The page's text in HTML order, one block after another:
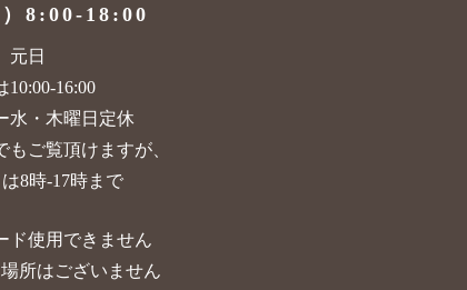
8:00-18:00
日
16:00
水・木曜日定休
ご覧頂けますが、
8時-17時まで
ド使用できません
所はございません